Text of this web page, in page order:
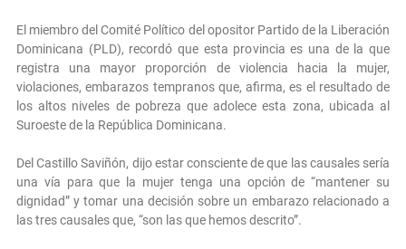
El miembro del Comité Político del opositor Partido de la Liberación
Dominicana (PLD), recordó que esta provincia es una de la que
registra una mayor proporción de violencia hacia la mujer,
violaciones, embarazos tempranos que, afirma, es el resultado de
los altos niveles de pobreza que adolece esta zona, ubicada al
Suroeste de la República Dominicana.
Del Castillo Saviñón, dijo estar consciente de que las causales sería
una vía para que la mujer tenga una opción de “mantener su
dignidad” y tomar una decisión sobre un embarazo relacionado a
las tres causales que, “son las que hemos descrito”.